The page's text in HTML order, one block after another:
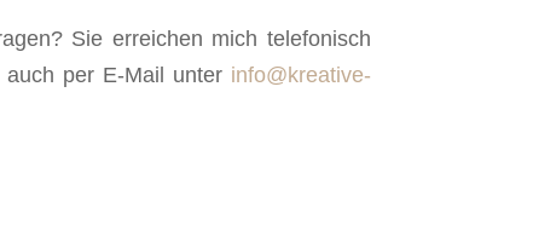
Sie erreichen mich telefonisch
per E-Mail unter info@kreative-